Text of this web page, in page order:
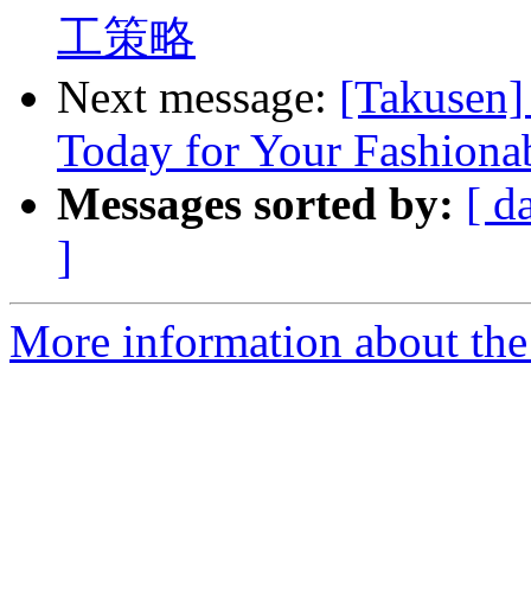
工策略
Next message:
Today for Your
Messages sorted by: [
]
More information about